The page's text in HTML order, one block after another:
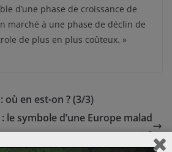
d’une phase de croissance de
marché à une phase de déclin de
de plus en plus coûteux. »
où en est-on ? (3/3)
: le symbole d’une Europe malad
e ?